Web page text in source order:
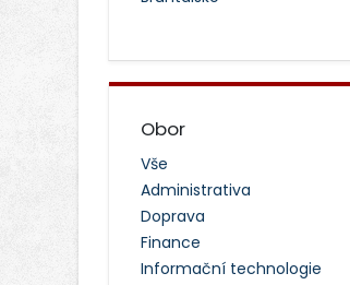
Obor
Vše
Administrativa
Doprava
Finance
Informační technologie